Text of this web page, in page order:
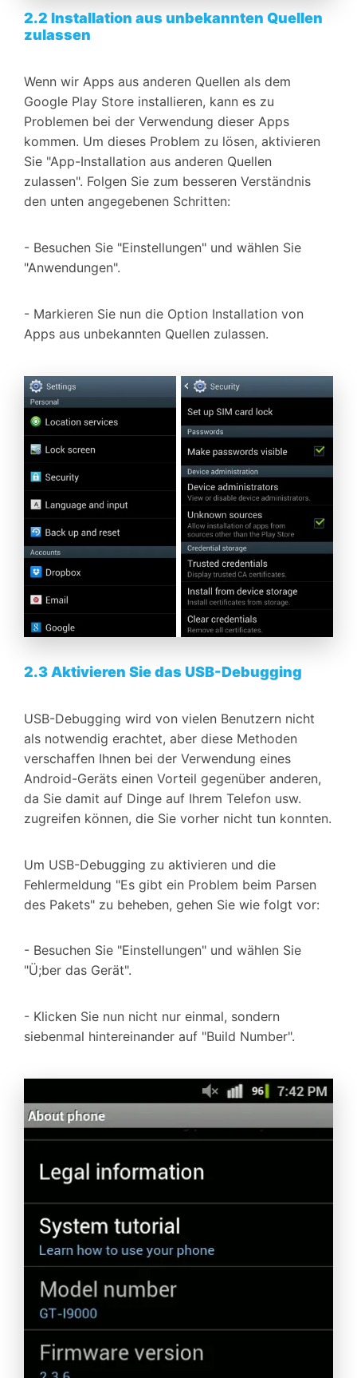
2.2 Installation aus unbekannten Quellen
zulassen
Wenn wir Apps aus anderen Quellen als dem
Google Play Store installieren, kann es zu
Problemen bei der Verwendung dieser Apps
kommen. Um dieses Problem zu lösen, aktivieren
Sie "App-Installation aus anderen Quellen
zulassen". Folgen Sie zum besseren Verständnis
den unten angegebenen Schritten:
- Besuchen Sie "Einstellungen" und wählen Sie
"Anwendungen".
- Markieren Sie nun die Option Installation von
Apps aus unbekannten Quellen zulassen.
2.3 Aktivieren Sie das USB-Debugging
USB-Debugging wird von vielen Benutzern nicht
als notwendig erachtet, aber diese Methoden
verschaffen Ihnen bei der Verwendung eines
Android-Geräts einen Vorteil gegenüber anderen,
da Sie damit auf Dinge auf Ihrem Telefon usw.
zugreifen können, die Sie vorher nicht tun konnten.
Um USB-Debugging zu aktivieren und die
Fehlermeldung "Es gibt ein Problem beim Parsen
des Pakets" zu beheben, gehen Sie wie folgt vor:
- Besuchen Sie "Einstellungen" und wählen Sie
"Ü;ber das Gerät".
- Klicken Sie nun nicht nur einmal, sondern
siebenmal hintereinander auf "Build Number".